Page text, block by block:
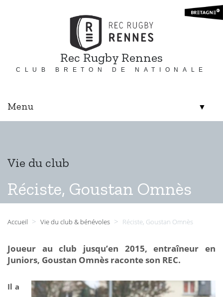
Rec Rugby Rennes
CLUB BRETON DE NATIONALE
Menu ▼
Vie du club
Réciste, Goustan Omnès
Accueil > Vie du club & bénévoles > Réciste, Goustan Omnès
Joueur au club jusqu’en 2015, entraîneur en
Juniors, Goustan Omnès raconte son REC.
Il a